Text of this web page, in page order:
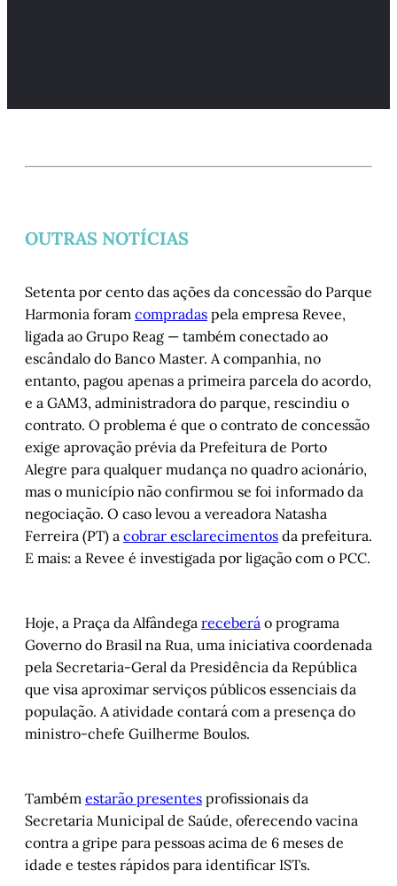
OUTRAS NOTÍCIAS
Setenta por cento das ações da concessão do Parque
Harmonia foram compradas pela empresa Revee,
ligada ao Grupo Reag — também conectado ao
escândalo do Banco Master. A companhia, no
entanto, pagou apenas a primeira parcela do acordo,
e a GAM3, administradora do parque, rescindiu o
contrato. O problema é que o contrato de concessão
exige aprovação prévia da Prefeitura de Porto
Alegre para qualquer mudança no quadro acionário,
mas o município não confirmou se foi informado da
negociação. O caso levou a vereadora Natasha
Ferreira (PT) a cobrar esclarecimentos da prefeitura.
E mais: a Revee é investigada por ligação com o PCC.
Hoje, a Praça da Alfândega receberá o programa
Governo do Brasil na Rua, uma iniciativa coordenada
pela Secretaria-Geral da Presidência da República
que visa aproximar serviços públicos essenciais da
população. A atividade contará com a presença do
ministro-chefe Guilherme Boulos.
Também estarão presentes profissionais da
Secretaria Municipal de Saúde, oferecendo vacina
contra a gripe para pessoas acima de 6 meses de
idade e testes rápidos para identificar ISTs.